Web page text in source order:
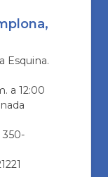
Esquina.
a 12:00